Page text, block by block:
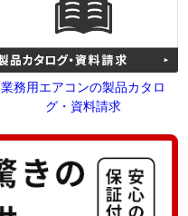
業務用エアコンの製品カタロ
グ・資料請求